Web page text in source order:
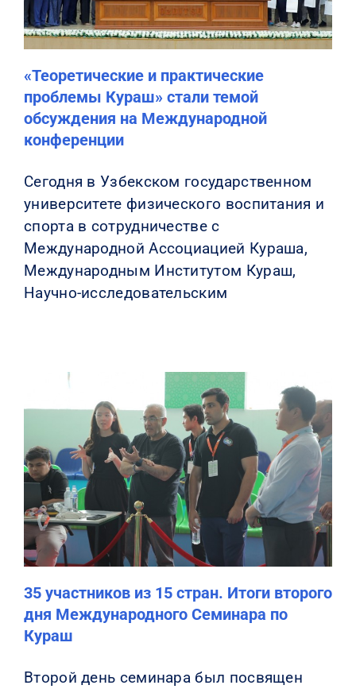
«Теоретические и практические
проблемы Кураш» стали темой
обсуждения на Международной
конференции
Сегодня в Узбекском государственном
университете физического воспитания и
спорта в сотрудничестве с
Международной Ассоциацией Кураша,
Международным Институтом Кураш,
Научно-исследовательским
35 участников из 15 стран. Итоги второго
дня Международного Семинара по
Кураш
Второй день семинара был посвящен